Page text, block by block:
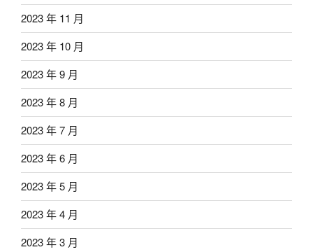
2023 年 11 月
2023 年 10 月
2023 年 9 月
2023 年 8 月
2023 年 7 月
2023 年 6 月
2023 年 5 月
2023 年 4 月
2023 年 3 月